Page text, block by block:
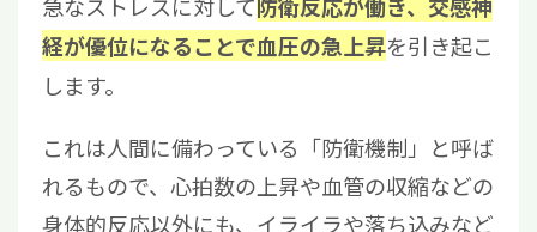
防衛反応が働き、交感神
経が優位になることで血圧の急上昇を引き起こ
します。
これは人間に備わっている「防衛機制」と呼ば
れるもので、心拍数の上昇や血管の収縮などの
身体的反応以外にも、イライラや落ち込みなど